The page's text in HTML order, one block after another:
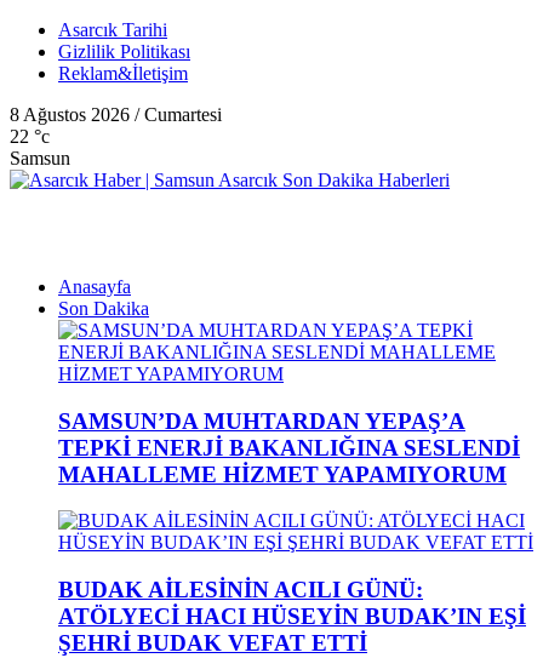
Asarcık Tarihi
Gizlilik Politikası
Reklam&İletişim
8 Ağustos 2026 / Cumartesi
22 °c
Samsun
Anasayfa
Son Dakika
SAMSUN’DA MUHTARDAN YEPAŞ’A
TEPKİ ENERJİ BAKANLIĞINA SESLENDİ
MAHALLEME HİZMET YAPAMIYORUM
BUDAK AİLESİNİN ACILI GÜNÜ:
ATÖLYECİ HACI HÜSEYİN BUDAK’IN EŞİ
ŞEHRİ BUDAK VEFAT ETTİ